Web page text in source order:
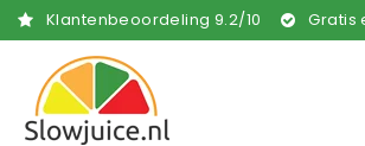
Klantenbeoordeling 9.2/10 Gratis